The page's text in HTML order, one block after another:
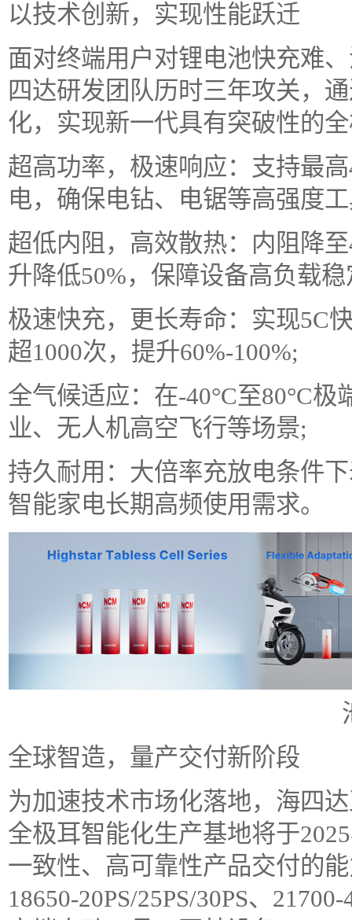
以技术创新，实现性能跃迁
面对终端用户对锂电池快充难
四达研发团队历时三年攻关，
化，实现新一代具有突破性的
超高功率，极速响应：支持最
电，确保电钻、电锯等高强度
超低内阻，高效散热：内阻降
升降低50%，保障设备高负载
极速快充，更长寿命：实现5C
超1000次，提升60%-100%;
全气候适应：在-40°C至80°C
业、无人机高空飞行等场景;
持久耐用：大倍率充放电条件
智能家电长期高频使用需求。
全球智造，量产交付新阶段
为加速技术市场化落地，海四
全极耳智能化生产基地将于
一致性、高可靠性产品交付的
18650-20PS/25PS/30PS、